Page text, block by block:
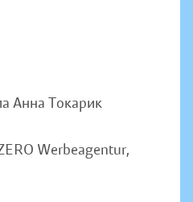
Анна Токарик
Werbeagentur,